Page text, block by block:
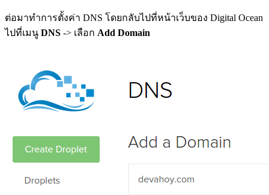
ต่อมาทำการตั้งค่า DNS โดยกลับไปที่หน้าเว็บของ Digital Ocean
ไปที่เมนู DNS -> เลือก Add Domain